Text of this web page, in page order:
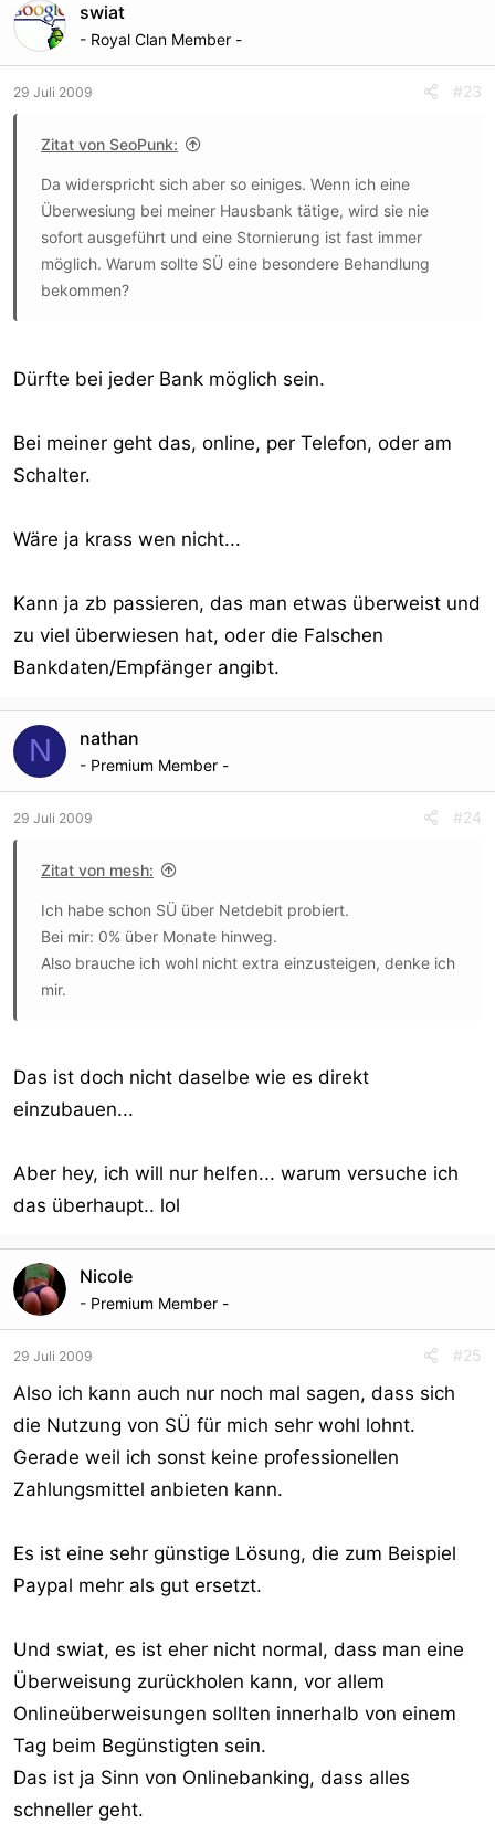
swiat
- Royal Clan Member -
29 Juli 2009 #23
Zitat von SeoPunk:
Da widerspricht sich aber so einiges. Wenn ich eine
Überwesiung bei meiner Hausbank tätige, wird sie nie
sofort ausgeführt und eine Stornierung ist fast immer
möglich. Warum sollte SÜ eine besondere Behandlung
bekommen?
Dürfte bei jeder Bank möglich sein.
Bei meiner geht das, online, per Telefon, oder am
Schalter.
Wäre ja krass wen nicht...
Kann ja zb passieren, das man etwas überweist und
zu viel überwiesen hat, oder die Falschen
Bankdaten/Empfänger angibt.
N nathan
- Premium Member -
29 Juli 2009 #24
Zitat von mesh:
Ich habe schon SÜ über Netdebit probiert.
Bei mir: 0% über Monate hinweg.
Also brauche ich wohl nicht extra einzusteigen, denke ich
mir.
Das ist doch nicht daselbe wie es direkt
einzubauen...
Aber hey, ich will nur helfen... warum versuche ich
das überhaupt.. lol
Nicole
- Premium Member -
29 Juli 2009 #25
Also ich kann auch nur noch mal sagen, dass sich
die Nutzung von SÜ für mich sehr wohl lohnt.
Gerade weil ich sonst keine professionellen
Zahlungsmittel anbieten kann.
Es ist eine sehr günstige Lösung, die zum Beispiel
Paypal mehr als gut ersetzt.
Und swiat, es ist eher nicht normal, dass man eine
Überweisung zurückholen kann, vor allem
Onlineüberweisungen sollten innerhalb von einem
Tag beim Begünstigten sein.
Das ist ja Sinn von Onlinebanking, dass alles
schneller geht.